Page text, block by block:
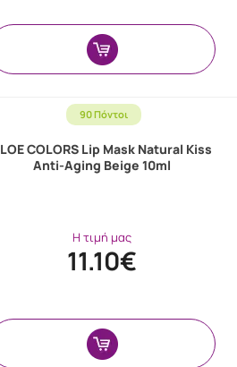
90 Πόντοι
COLORS Lip Mask Natural Kiss
Anti-Aging Beige 10ml
Η τιμή μας
11.10€